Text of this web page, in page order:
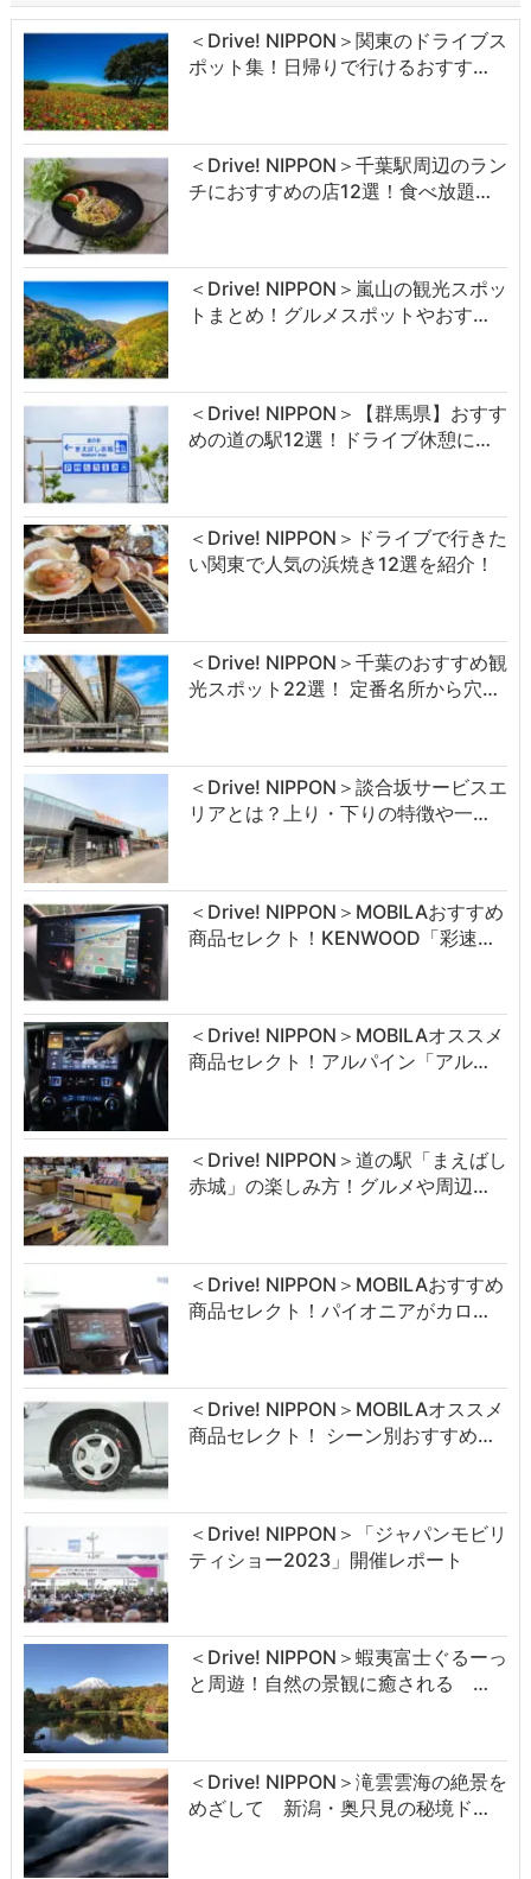
＜Drive! NIPPON＞関東のドライブス
ポット集！日帰りで行けるおすす…
＜Drive! NIPPON＞千葉駅周辺のラン
チにおすすめの店12選！食べ放題…
＜Drive! NIPPON＞嵐山の観光スポッ
トまとめ！グルメスポットやおす…
＜Drive! NIPPON＞【群馬県】おすす
めの道の駅12選！ドライブ休憩に…
＜Drive! NIPPON＞ドライブで行きた
い関東で人気の浜焼き12選を紹介！
＜Drive! NIPPON＞千葉のおすすめ観
光スポット22選！ 定番名所から穴…
＜Drive! NIPPON＞談合坂サービスエ
リアとは？上り・下りの特徴や一…
＜Drive! NIPPON＞MOBILAおすすめ
商品セレクト！KENWOOD「彩速…
＜Drive! NIPPON＞MOBILAオススメ
商品セレクト！アルパイン「アル…
＜Drive! NIPPON＞道の駅「まえばし
赤城」の楽しみ方！グルメや周辺…
＜Drive! NIPPON＞MOBILAおすすめ
商品セレクト！パイオニアがカロ…
＜Drive! NIPPON＞MOBILAオススメ
商品セレクト！ シーン別おすすめ…
＜Drive! NIPPON＞「ジャパンモビリ
ティショー2023」開催レポート
＜Drive! NIPPON＞蝦夷富士ぐるーっ
と周遊！自然の景観に癒される …
＜Drive! NIPPON＞滝雲雲海の絶景を
めざして 新潟・奥只見の秘境ド…